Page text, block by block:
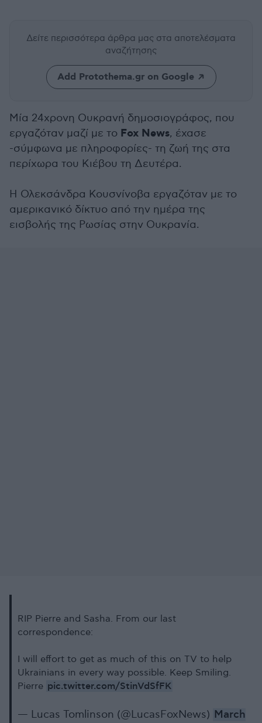
Δείτε περισσότερα άρθρα μας στα αποτελέσματα
αναζήτησης
Add Protothema.gr on Google
Μία 24χρονη Ουκρανή δημοσιογράφος, που
εργαζόταν μαζί με το Fox News, έχασε
-σύμφωνα με πληροφορίες- τη ζωή της στα
περίχωρα του Κιέβου τη Δευτέρα.
Η Ολεκσάνδρα Κουσνίνοβα εργαζόταν με το
αμερικανικό δίκτυο από την ημέρα της
εισβολής της Ρωσίας στην Ουκρανία.
RIP Pierre and Sasha. From our last
correspondence:
I will effort to get as much of this on TV to help
Ukrainians in every way possible. Keep Smiling.
Pierre pic.twitter.com/StinVdSfFK
— Lucas Tomlinson (@LucasFoxNews) March